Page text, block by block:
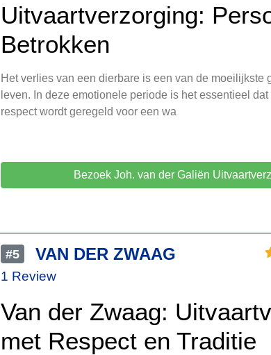
Uitvaartverzorging:
Betrokken
Het verlies van een dierbare is een van de moeilijkste
leven. In deze emotionele periode is het essentieel
respect wordt geregeld voor een wa
Bezoek Joh. van der Galiën
#5 VAN DER ZWAAG
1 Review
Van der Zwaag:
met Respect en Traditie